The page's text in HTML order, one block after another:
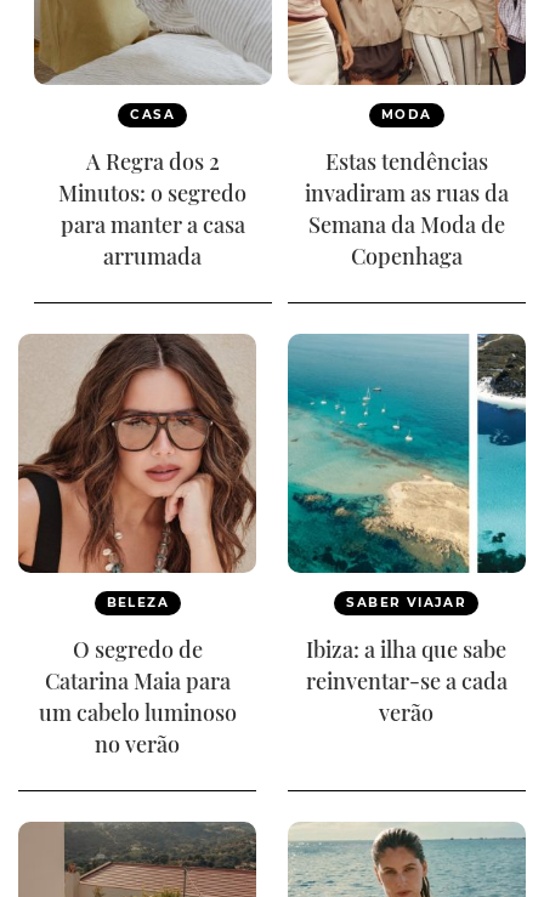
CASA
A Regra dos 2
Minutos: o segredo
para manter a casa
arrumada
MODA
Estas tendências
invadiram as ruas da
Semana da Moda de
Copenhaga
BELEZA
O segredo de
Catarina Maia para
um cabelo luminoso
no verão
SABER VIAJAR
Ibiza: a ilha que sabe
reinventar-se a cada
verão